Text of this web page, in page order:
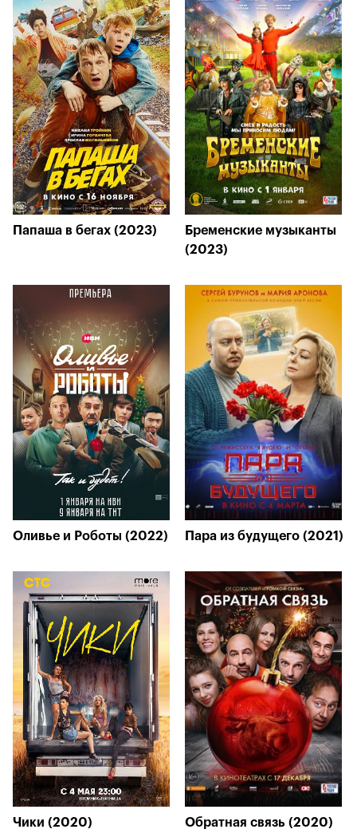
Папаша в бегах (2023)
Бременские музыканты
(2023)
Оливье и Роботы (2022) Пара из будущего (2021)
Чики (2020) Обратная связь (2020)